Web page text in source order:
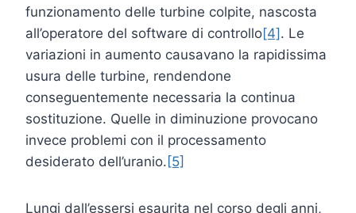
funzionamento delle turbine colpite, nascosta
all’operatore del software di controllo[4]. Le
variazioni in aumento causavano la rapidissima
usura delle turbine, rendendone
conseguentemente necessaria la continua
sostituzione. Quelle in diminuzione provocano
invece problemi con il processamento
desiderato dell’uranio. [5]
Lungi dall’essersi esaurita nel corso degli anni,